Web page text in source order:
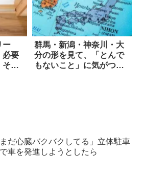
ー
必要
その
群馬・新潟・神奈川・大
分の形を見て、「とんで
もないこと」に気がつい
まだ心臓バクバクしてる」立体駐車
車を発進しようとしたら